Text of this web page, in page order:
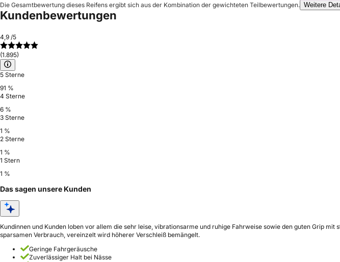
Die Gesamtbewertung dieses Reifens ergibt sich aus der Kombination der gewichteten Teilbewertungen. Weitere
Kundenbewertungen
4,9 /5
(1.895)
5 Sterne
91 %
4 Sterne
6 %
3 Sterne
1 %
2 Sterne
1 %
1 Stern
1 %
Das sagen unsere Kunden
Kundinnen und Kunden loben vor allem die sehr leise, vibrationsarme und ruhige Fahrweise sowie den guten Grip
sparsamen Verbrauch, vereinzelt wird höherer Verschleiß bemängelt.
Geringe Fahrgeräusche
Zuverlässiger Halt bei Nässe